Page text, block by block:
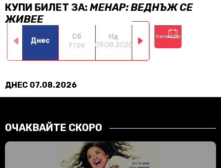
КУПИ БИЛЕТ ЗА: МЕНАР: ВЕДНЪЖ СЕ
ЖИВЕЕ
Днес
Сб
Утре
Нд
09.08.202610.08.2026
11.08.2026
Календар
ДНЕС 07.08.2026
ОЧАКВАЙТЕ СКОРО